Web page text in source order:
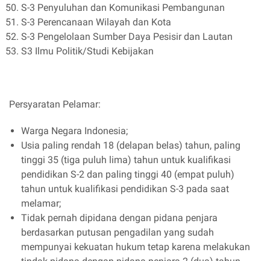
S-3 Penyuluhan dan Komunikasi Pembangunan
S-3 Perencanaan Wilayah dan Kota
S-3 Pengelolaan Sumber Daya Pesisir dan Lautan
S3 Ilmu Politik/Studi Kebijakan
Persyaratan Pelamar:
Warga Negara Indonesia;
Usia paling rendah 18 (delapan belas) tahun, paling
tinggi 35 (tiga puluh lima) tahun untuk kualifikasi
pendidikan S-2 dan paling tinggi 40 (empat puluh)
tahun untuk kualifikasi pendidikan S-3 pada saat
melamar;
Tidak pernah dipidana dengan pidana penjara
berdasarkan putusan pengadilan yang sudah
mempunyai kekuatan hukum tetap karena melakukan